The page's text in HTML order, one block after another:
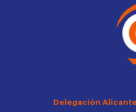
Delegación